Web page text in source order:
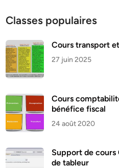
Classes populaires
Cours transport
27 juin 2025
Cours
bénéfice fiscal
24 août 2020
Support de
de tableur